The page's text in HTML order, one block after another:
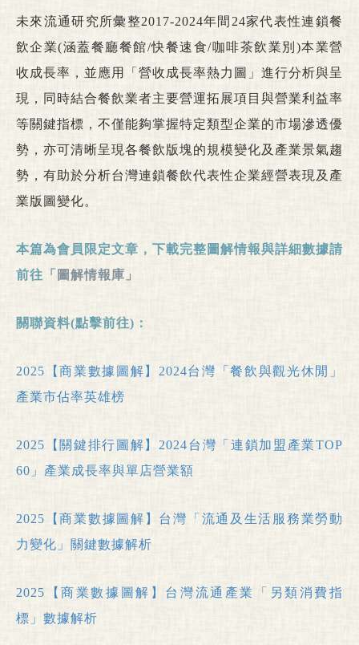
未來流通研究所彙整2017-2024年間24家代表性連鎖餐
飲企業(涵蓋餐廳餐館/快餐速食/咖啡茶飲業別)本業營
收成長率，並應用「營收成長率熱力圖」進行分析與呈
現，同時結合餐飲業者主要營運拓展項目與營業利益率
等關鍵指標，不僅能夠掌握特定類型企業的市場滲透優
勢，亦可清晰呈現各餐飲版塊的規模變化及產業景氣趨
勢，有助於分析台灣連鎖餐飲代表性企業經營表現及產
業版圖變化。
本篇為會員限定文章，下載完整圖解情報與詳細數據請
前往 「圖解情報庫」
關聯資料(點擊前往)：
2025【商業數據圖解】2024台灣「餐飲與觀光休閒」
產業市佔率英雄榜
2025【關鍵排行圖解】2024台灣「連鎖加盟產業TOP
60」產業成長率與單店營業額
2025【商業數據圖解】台灣「流通及生活服務業勞動
力變化」關鍵數據解析
2025【商業數據圖解】台灣流通產業「另類消費指
標」數據解析